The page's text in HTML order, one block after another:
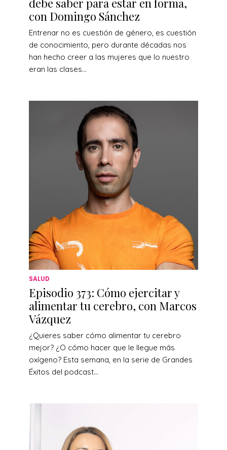
debe saber para estar en forma,
con Domingo Sánchez
Entrenar no es cuestión de género, es cuestión
de conocimiento, pero durante décadas nos
han hecho creer a las mujeres que lo nuestro
eran las clases...
SALUD
Episodio 373: Cómo ejercitar y
alimentar tu cerebro, con Marcos
Vázquez
¿Quieres saber cómo alimentar tu cerebro
mejor? ¿O cómo hacer que le llegue más
oxígeno? Esta semana, en la serie de Grandes
Éxitos del podcast...